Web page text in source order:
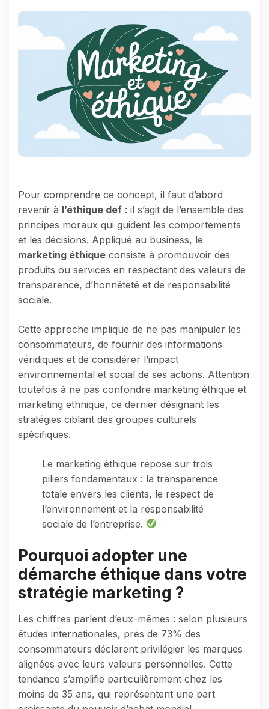
Pour comprendre ce concept, il faut d’abord
revenir à l’éthique def : il s’agit de l’ensemble des
principes moraux qui guident les comportements
et les décisions. Appliqué au business, le
marketing éthique consiste à promouvoir des
produits ou services en respectant des valeurs de
transparence, d’honnêteté et de responsabilité
sociale.
Cette approche implique de ne pas manipuler les
consommateurs, de fournir des informations
véridiques et de considérer l’impact
environnemental et social de ses actions. Attention
toutefois à ne pas confondre marketing éthique et
marketing ethnique, ce dernier désignant les
stratégies ciblant des groupes culturels
spécifiques.
Le marketing éthique repose sur trois
piliers fondamentaux : la transparence
totale envers les clients, le respect de
l’environnement et la responsabilité
sociale de l’entreprise.
Pourquoi adopter une
démarche éthique dans votre
stratégie marketing ?
Les chiffres parlent d’eux-mêmes : selon plusieurs
études internationales, près de 73% des
consommateurs déclarent privilégier les marques
alignées avec leurs valeurs personnelles. Cette
tendance s’amplifie particulièrement chez les
moins de 35 ans, qui représentent une part